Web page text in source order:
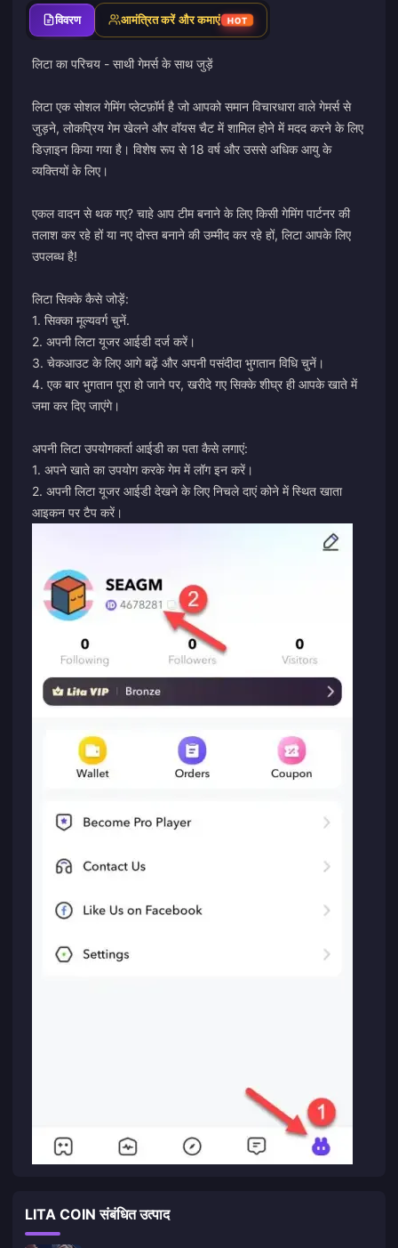
विवरण आमंत्रित करें और कमाएं HOT
लिटा का परिचय - साथी गेमर्स के साथ जुड़ें
लिटा एक सोशल गेमिंग प्लेटफ़ॉर्म है जो आपको समान विचारधारा वाले गेमर्स से
जुड़ने, लोकप्रिय गेम खेलने और वॉयस चैट में शामिल होने में मदद करने के लिए
डिज़ाइन किया गया है। विशेष रूप से 18 वर्ष और उससे अधिक आयु के
व्यक्तियों के लिए।
एकल वादन से थक गए? चाहे आप टीम बनाने के लिए किसी गेमिंग पार्टनर की
तलाश कर रहे हों या नए दोस्त बनाने की उम्मीद कर रहे हों, लिटा आपके लिए
उपलब्ध है!
लिटा सिक्के कैसे जोड़ें:
1. सिक्का मूल्यवर्ग चुनें.
2. अपनी लिटा यूजर आईडी दर्ज करें।
3. चेकआउट के लिए आगे बढ़ें और अपनी पसंदीदा भुगतान विधि चुनें।
4. एक बार भुगतान पूरा हो जाने पर, खरीदे गए सिक्के शीघ्र ही आपके खाते में
जमा कर दिए जाएंगे।
अपनी लिटा उपयोगकर्ता आईडी का पता कैसे लगाएं:
1. अपने खाते का उपयोग करके गेम में लॉग इन करें।
2. अपनी लिटा यूजर आईडी देखने के लिए निचले दाएं कोने में स्थित खाता
आइकन पर टैप करें।
LITA COIN संबंधित उत्पाद